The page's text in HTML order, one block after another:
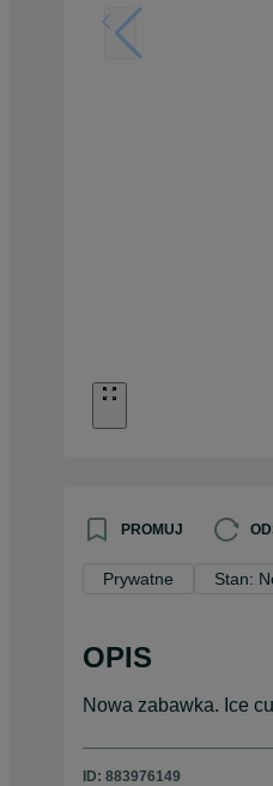
PROMUJ
Prywatne Stan:
OPIS
Nowa zabawka. Ice
ID: 883976149